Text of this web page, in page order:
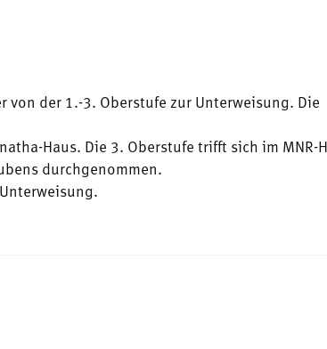
der 1.-3. Oberstufe zur Unterweisung. Die
Haus. Die 3. Oberstufe trifft sich im MNR-
durchgenommen.